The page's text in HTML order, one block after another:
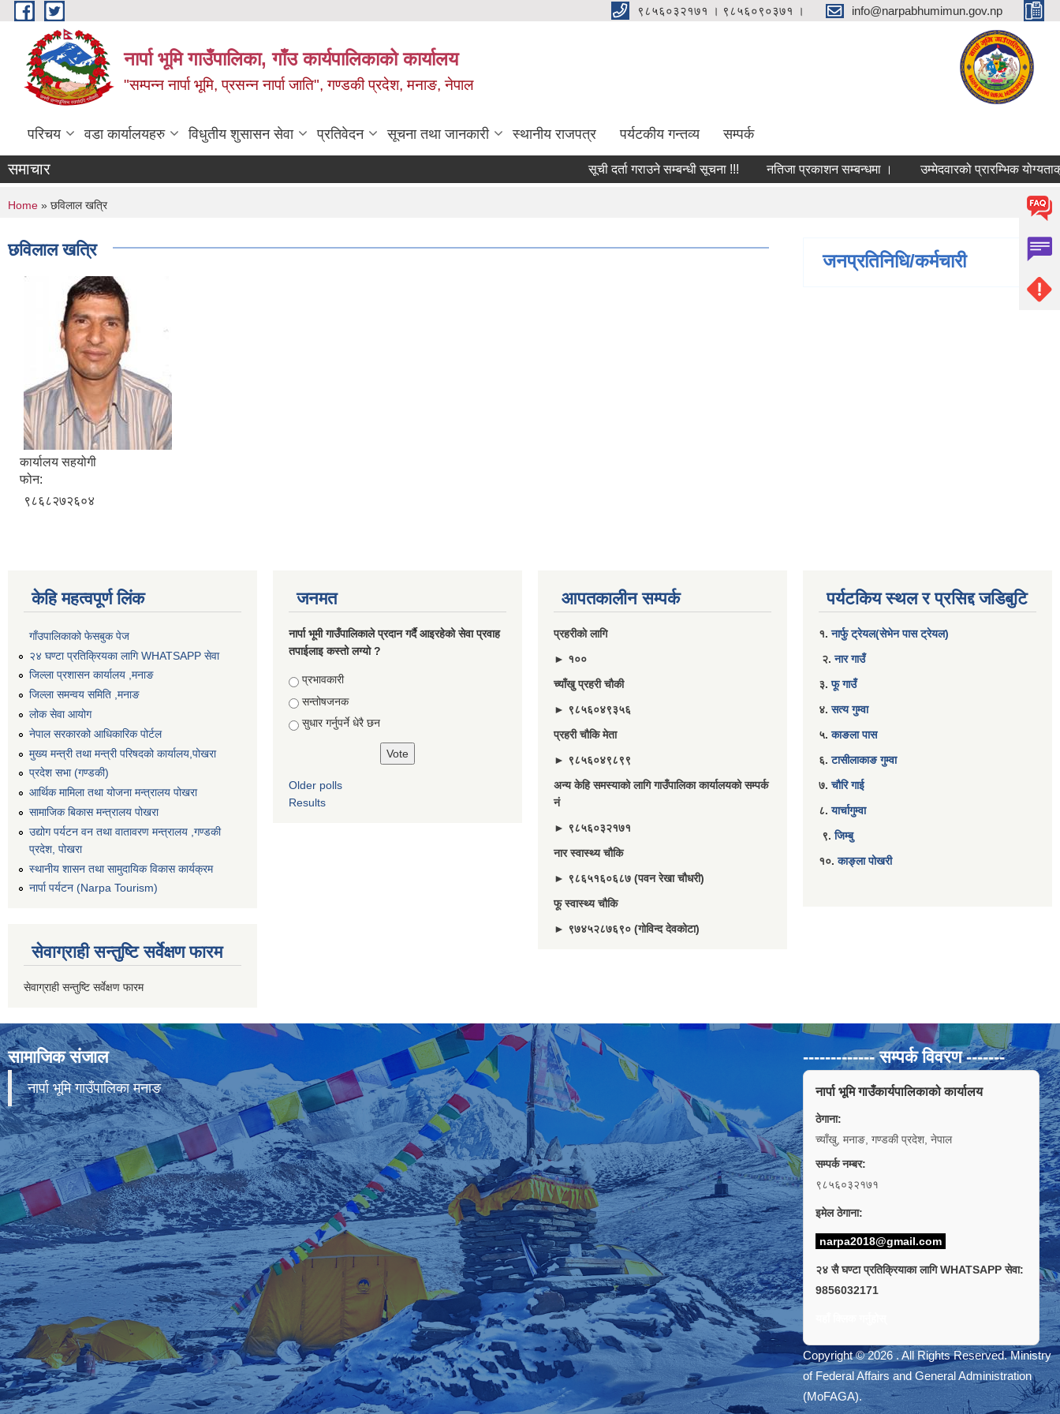
Skip to main content ९८५६०३२१७१ । ९८५६०९०३७१ । info@narpabhumimun.gov.np
नार्पा भूमि गाउँपालिका, गाँउ कार्यपालिकाको कार्यालय
"सम्पन्न नार्पा भूमि, प्रसन्न नार्पा जाति", गण्डकी प्रदेश, मनाङ, नेपाल
परिचय वडा कार्यालयहरु विधुतीय शुसासन सेवा प्रतिवेदन सूचना तथा जानकारी स्थानीय राजपत्र पर्यटकीय गन्तव्य सम्पर्क
समाचार सूची दर्ता गराउने सम्बन्धी सूचना !!! नतिजा प्रकाशन सम्बन्धमा । उम्मेदवारको प्रारम्भिक
You are here
Home » छविलाल खत्रि
छविलाल खत्रि
कार्यालय सहयोगी
फोन:
९८६८२७२६०४
जनप्रतिनिधि/कर्मचारी
केहि महत्वपूर्ण लिंक
गाँउपालिकाको फेसबुक पेज
२४ घण्टा प्रतिक्रियका लागि WHATSAPP सेवा
जिल्ला प्रशासन कार्यालय ,मनाङ
जिल्ला समन्वय समिति ,मनाङ
लोक सेवा आयोग
नेपाल सरकारको आधिकारिक पोर्टल
मुख्य मन्त्री तथा मन्त्री परिषदको कार्यालय,पोखरा
प्रदेश सभा (गण्डकी)
आर्थिक मामिला तथा योजना मन्त्रालय पोखरा
सामाजिक बिकास मन्त्रालय पोखरा
उद्योग पर्यटन वन तथा वातावरण मन्त्रालय ,गण्डकी
प्रदेश, पोखरा
स्थानीय शासन तथा सामुदायिक विकास कार्यक्रम
नार्पा पर्यटन (Narpa Tourism)
सेवाग्राही सन्तुष्टि सर्वेक्षण फारम
सेवाग्राही सन्तुष्टि सर्वेक्षण फारम
जनमत
नार्पा भूमी गाउँपालिकाले प्रदान गर्दै आइरहेको सेवा प्रवाह
तपाईलाइ कस्तो लग्यो ?
Choices
प्रभावकारी
सन्तोषजनक
सुधार गर्नुपर्ने धेरै छन
Older polls
Results
आपतकालीन सम्पर्क
प्रहरीकाे लागि
► १००
च्याँखु प्रहरी चाैकी
► ९८५६०४९३५६
प्रहरी चौकि मेता
► ९८५६०४९८९९
अन्य केहि समस्याको लागि गाउँपालिका कार्यालयको सम्पर्क
नं
► ९८५६०३२१७१
नार स्वास्थ्य चौकि
► ९८६५१६०६८७ (पवन रेखा चौधरी)
फू स्वास्थ्य चौकि
► ९७४५२८७६९० (गोविन्द देवकोटा)
पर्यटकिय स्थल र प्रसिद्द जडिबुटि
१.नार्फु ट्रेयल(सेभेन पास ट्रेयल)
२.नार गाउँ
३.फू गाउँ
४.सत्य गुम्वा
५.काङला पास
६.टासीलाकाङ गुम्वा
७.चौरि गाई
८.यार्चागुम्वा
९.जिम्बु
१०.काङ्ला पोखरी
सामाजिक संजाल
नार्पा भूमि गाउँपालिका मनाङ
------------- सम्पर्क विवरण -------
नार्पा भूमि गाउँकार्यपालिकाको कार्यालय
ठेगाना:
च्याँखु, मनाङ, गण्डकी प्रदेश, नेपाल
सम्पर्क नम्बर:
९८५६०३२१७१
इमेल ठेगाना:
narpa2018@gmail.com
२४ सै घण्टा प्रतिक्रियाका लागि WHATSAPP सेवा:
9856032171
Copyright © 2026 . All Rights Reserved. Ministry
of Federal Affairs and General Administration
(MoFAGA).